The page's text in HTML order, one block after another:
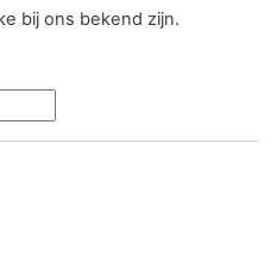
bij ons bekend zijn.